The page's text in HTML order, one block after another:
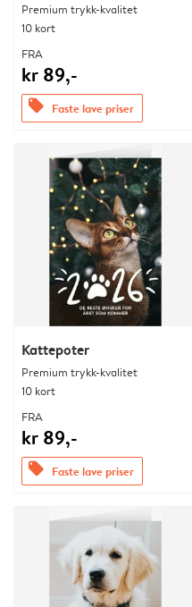
Premium trykk-kvalitet
10 kort
FRA
kr 89,-
offers Faste lave priser
Kattepoter
Premium trykk-kvalitet
10 kort
FRA
kr 89,-
offers Faste lave priser